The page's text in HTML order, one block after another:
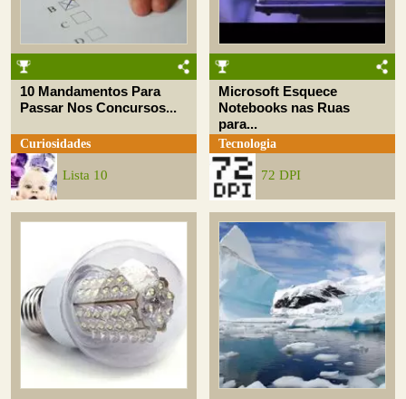
10 Mandamentos Para
Passar Nos Concursos...
Curiosidades
Lista 10
Microsoft Esquece
Notebooks nas Ruas
para...
Tecnologia
72 DPI